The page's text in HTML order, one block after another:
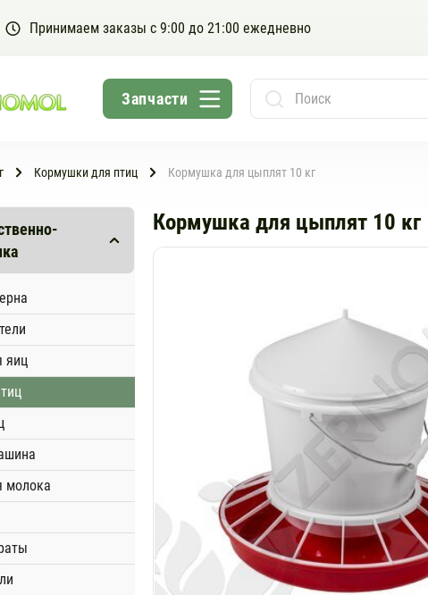
Принимаем заказы с 9:00 до 21:00 ежедневно
Кормушки для птиц Кормушка для цыплят 10 кг
яиц
молока
Кормушка для цыплят 10 кг